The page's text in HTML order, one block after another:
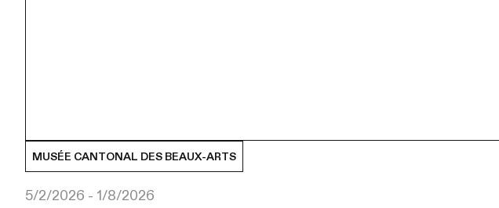
MUSÉE CANTONAL DES BEAUX-ARTS
5/2/2026 - 1/8/2026